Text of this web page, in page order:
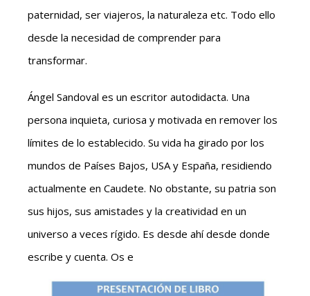
paternidad, ser viajeros, la naturaleza etc. Todo ello
desde la necesidad de comprender para
transformar.
Ángel Sandoval es un escritor autodidacta. Una
persona inquieta, curiosa y motivada en remover los
límites de lo establecido. Su vida ha girado por los
mundos de Países Bajos, USA y España, residiendo
actualmente en Caudete. No obstante, su patria son
sus hijos, sus amistades y la creatividad en un
universo a veces rígido. Es desde ahí desde donde
escribe y cuenta. Os e